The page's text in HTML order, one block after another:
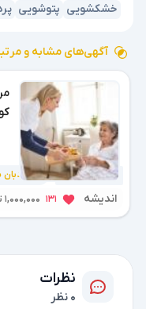
خشکشویی پتوشویی
آگهی‌های مشابه و
2 هفته پیش
اندیشه 131 1,000,000 تومان
نظرات
0 نظر